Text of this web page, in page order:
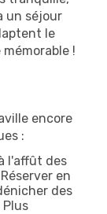
un séjour
le
!
encore
:
l'affût des
en
des